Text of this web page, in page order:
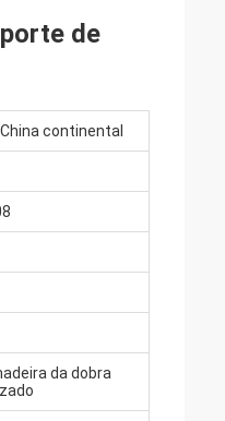
de
continental
da dobra